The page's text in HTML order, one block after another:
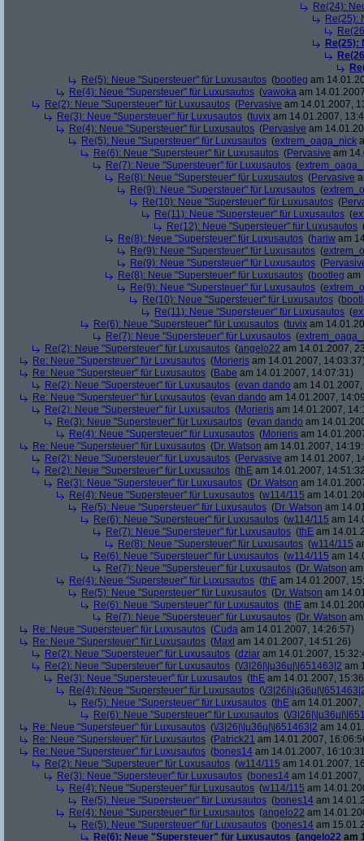
Re(24):
Re(25):
Re(25):
Re(5): Neue "Supersteuer" für Luxusautos (bootleg am
Re(4): Neue "Supersteuer" für Luxusautos (vawoka am
Re(2): Neue "Supersteuer" für Luxusautos (Pervasive am 14.01.2007,
Re(3): Neue "Supersteuer" für Luxusautos (tuvix am 14.01.2007,
Re(4): Neue "Supersteuer" für Luxusautos (Pervasive am
Re(5): Neue "Supersteuer" für Luxusautos (extrem_oaga_nick
Re(6): Neue "Supersteuer" für Luxusautos (Pervasive am
Re(7): Neue "Supersteuer" für Luxusautos (
Re(8): Neue "Supersteuer" für Luxusautos (Pervasive
Re(9): Neue "Supersteuer" für Luxusautos (
Re(10): Neue "Supersteuer" für Luxusautos (
Re(11): Neue "Supersteuer" für Luxusautos (
Re(12): Neue "Supersteuer" für Luxusautos
Re(8): Neue "Supersteuer" für Luxusautos (hariw am
Re(9): Neue "Supersteuer" für Luxusautos (
Re(9): Neue "Supersteuer" für Luxusautos (
Re(8): Neue "Supersteuer" für Luxusautos (bootleg am
Re(9): Neue "Supersteuer" für Luxusautos (
Re(10): Neue "Supersteuer" für Luxusautos (
Re(11): Neue "Supersteuer" für Luxusautos (
Re(6): Neue "Supersteuer" für Luxusautos (tuvix am
Re(7): Neue "Supersteuer" für Luxusautos (
Re(2): Neue "Supersteuer" für Luxusautos (angelo22 am 14.01.2007,
Re: Neue "Supersteuer" für Luxusautos (Morieris am 14.01.2007,
Re: Neue "Supersteuer" für Luxusautos (Babe am 14.01.2007, 14:07:31)
Re(2): Neue "Supersteuer" für Luxusautos (evan dando am
Re: Neue "Supersteuer" für Luxusautos (evan dando am 14.01.2007,
Re(2): Neue "Supersteuer" für Luxusautos (Morieris am 14.01.2007,
Re(3): Neue "Supersteuer" für Luxusautos (evan dando am
Re(4): Neue "Supersteuer" für Luxusautos (Morieris am
Re: Neue "Supersteuer" für Luxusautos (Dr. Watson am 14.01.2007,
Re(2): Neue "Supersteuer" für Luxusautos (Pervasive am 14.01.2007,
Re(2): Neue "Supersteuer" für Luxusautos (thE am 14.01.2007,
Re(3): Neue "Supersteuer" für Luxusautos (Dr. Watson am
Re(4): Neue "Supersteuer" für Luxusautos (w114/115 am
Re(5): Neue "Supersteuer" für Luxusautos (Dr. Watson am
Re(6): Neue "Supersteuer" für Luxusautos (w114/115 am
Re(7): Neue "Supersteuer" für Luxusautos (thE am
Re(8): Neue "Supersteuer" für Luxusautos (w114/115
Re(6): Neue "Supersteuer" für Luxusautos (w114/115 am
Re(7): Neue "Supersteuer" für Luxusautos (Dr. Watson
Re(4): Neue "Supersteuer" für Luxusautos (thE am 14.01.2007,
Re(5): Neue "Supersteuer" für Luxusautos (Dr. Watson am
Re(6): Neue "Supersteuer" für Luxusautos (thE am
Re(7): Neue "Supersteuer" für Luxusautos (Dr. Watson
Re: Neue "Supersteuer" für Luxusautos (Cuda am 14.01.2007, 14:26:57)
Re: Neue "Supersteuer" für Luxusautos (Maxl am 14.01.2007, 14:51:26)
Re(2): Neue "Supersteuer" für Luxusautos (dziar am 14.01.2007,
Re(2): Neue "Supersteuer" für Luxusautos (\/3|26|\|µ36µ|\|651463|2 am
Re(3): Neue "Supersteuer" für Luxusautos (thE am 14.01.2007,
Re(4): Neue "Supersteuer" für Luxusautos (\/
Re(5): Neue "Supersteuer" für Luxusautos (thE am 14.01.2007,
Re(6): Neue "Supersteuer" für Luxusautos (\/
Re: Neue "Supersteuer" für Luxusautos (\/3|26|\|µ36µ|\|651463|2 am
Re: Neue "Supersteuer" für Luxusautos (Patrick21 am 14.01.2007,
Re: Neue "Supersteuer" für Luxusautos (bones14 am 14.01.2007,
Re(2): Neue "Supersteuer" für Luxusautos (w114/115 am 14.01.2007,
Re(3): Neue "Supersteuer" für Luxusautos (bones14 am 14.01.2007,
Re(4): Neue "Supersteuer" für Luxusautos (w114/115 am
Re(5): Neue "Supersteuer" für Luxusautos (bones14 am
Re(4): Neue "Supersteuer" für Luxusautos (angelo22 am
Re(5): Neue "Supersteuer" für Luxusautos (bones14 am
Re(6): Neue "Supersteuer" für Luxusautos (angelo22 am